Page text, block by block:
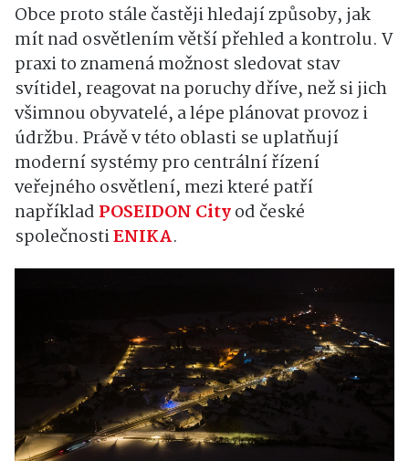
Obce proto stále častěji hledají způsoby, jak
mít nad osvětlením větší přehled a kontrolu. V
praxi to znamená možnost sledovat stav
svítidel, reagovat na poruchy dříve, než si jich
všimnou obyvatelé, a lépe plánovat provoz i
údržbu. Právě v této oblasti se uplatňují
moderní systémy pro centrální řízení
veřejného osvětlení, mezi které patří
například POSEIDON Cityod české
společnostiENIKA.